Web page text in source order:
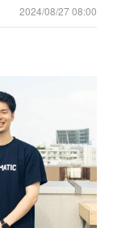
2024/08/27 08:00